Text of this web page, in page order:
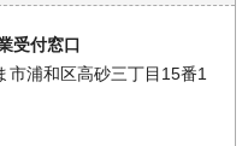
受付窓口
市浦和区高砂三丁目15番1